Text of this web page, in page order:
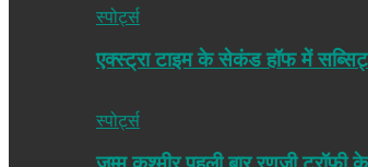
स्पोर्ट्स
एक्स्ट्रा टाइम के सेकंड हॉफ में
स्पोर्ट्स